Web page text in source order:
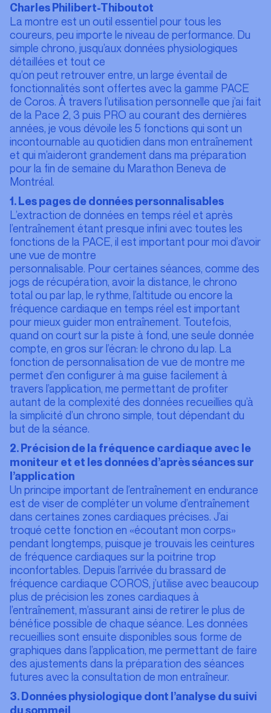
Charles Philibert-Thiboutot
La montre est un outil essentiel pour tous les
coureurs, peu importe le niveau de performance. Du
simple chrono, jusqu’aux données physiologiques
détaillées et tout ce
qu’on peut retrouver entre, un large éventail de
fonctionnalités sont offertes avec la gamme PACE
de Coros. À travers l’utilisation personnelle que j’ai fait
de la Pace 2, 3 puis PRO au courant des dernières
années, je vous dévoile les 5 fonctions qui sont un
incontournable au quotidien dans mon entraînement
et qui m’aideront grandement dans ma préparation
pour la fin de semaine du Marathon Beneva de
Montréal.
1. Les pages de données personnalisables
L’extraction de données en temps réel et après
l’entraînement étant presque infini avec toutes les
fonctions de la PACE, il est important pour moi d’avoir
une vue de montre
personnalisable. Pour certaines séances, comme des
jogs de récupération, avoir la distance, le chrono
total ou par lap, le rythme, l’altitude ou encore la
fréquence cardiaque en temps réel est important
pour mieux guider mon entraînement. Toutefois,
quand on court sur la piste à fond, une seule donnée
compte, en gros sur l’écran: le chrono du lap. La
fonction de personnalisation de vue de montre me
permet d’en configurer à ma guise facilement à
travers l’application, me permettant de profiter
autant de la complexité des données recueillies qu’à
la simplicité d’un chrono simple, tout dépendant du
but de la séance.
2. Précision de la fréquence cardiaque avec le
moniteur et et les données d’après séances sur
l’application
Un principe important de l’entraînement en endurance
est de viser de compléter un volume d’entraînement
dans certaines zones cardiaques précises. J’ai
troqué cette fonction en «écoutant mon corps»
pendant longtemps, puisque je trouvais les ceintures
de fréquence cardiaques sur la poitrine trop
inconfortables. Depuis l’arrivée du brassard de
fréquence cardiaque COROS, j’utilise avec beaucoup
plus de précision les zones cardiaques à
l’entraînement, m’assurant ainsi de retirer le plus de
bénéfice possible de chaque séance. Les données
recueillies sont ensuite disponibles sous forme de
graphiques dans l’application, me permettant de faire
des ajustements dans la préparation des séances
futures avec la consultation de mon entraîneur.
3. Données physiologique dont l’analyse du suivi
du sommeil